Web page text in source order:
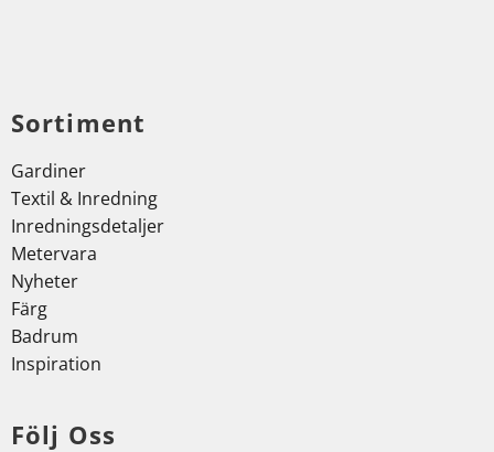
Sortiment
Gardiner
Textil & Inredning
Inredningsdetaljer
Metervara
Nyheter
Färg
Badrum
Inspiration
Följ Oss